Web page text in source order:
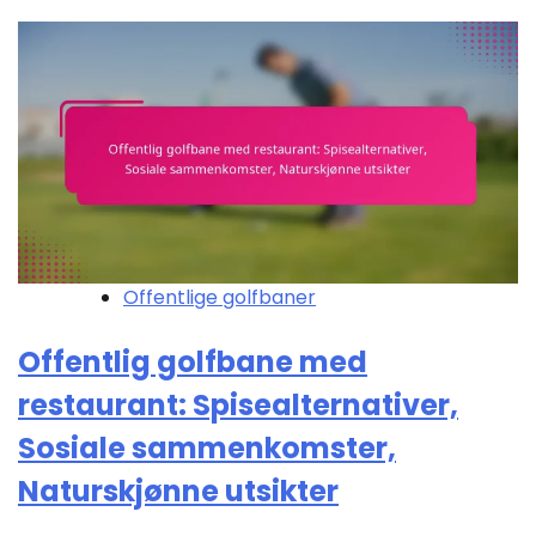
Offentlige golfbaner
Offentlig golfbane med
restaurant: Spisealternativer,
Sosiale sammenkomster,
Naturskjønne utsikter